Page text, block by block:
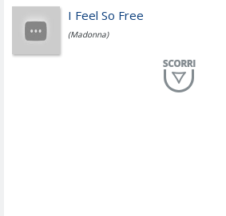
Simone Cristicchi
I Feel So Free
(Madonna)